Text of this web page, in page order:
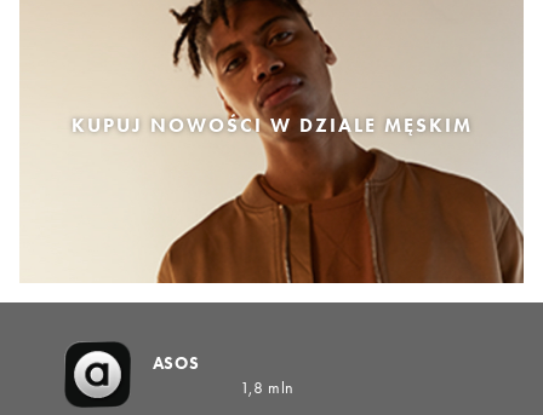
KUPUJ NOWOŚCI W DZIALE MĘSKIM
ASOS
1,8 mln